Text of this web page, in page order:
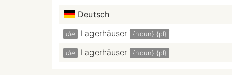
Deutsch
die Lagerhäuser {noun} {pl}
die Lagerhäuser {noun} {pl}